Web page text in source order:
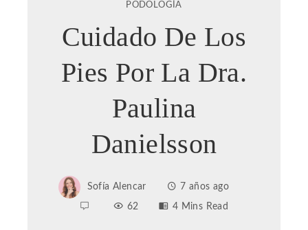
PODOLOGÍA
Cuidado De Los
Pies Por La Dra.
Paulina
Danielsson
Sofía Alencar
7 años ago
62
4 Mins Read